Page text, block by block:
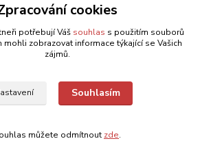
777 538 008cookies
potřebují Váš souhlas s použitím souborů
mohli zobrazovat informace týkající se Vašich
zájmů.
Souhlasím
můžete odmítnout zde.